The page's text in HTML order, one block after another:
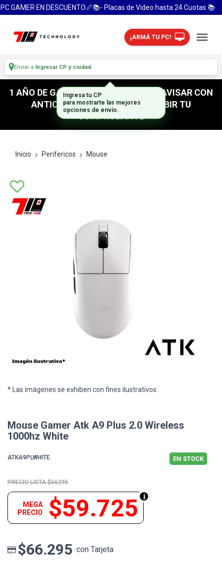
GAMER EN DESCUENTO📏📚- Placas de Video hasta 24 Cuotas 📚
¡ARMÁ TU PC!
Enviar a Ingresar CP y ciudad
1 AÑO DE GARANTIA! / PARA RETIRO AVISAR CON
ANTICIPACION / NO OLVIDES SUBIR TU
COMPROBANTE
Inicio Perifericos Mouse
* Las imágenes se exhiben con fines ilustrativos.
Mouse Gamer Atk A9 Plus 2.0 Wireless
1000hz White
ATKA9PLWHITE EN STOCK
$66295
$59.725
MEGA
PRECIO
$66.295 con Tarjeta